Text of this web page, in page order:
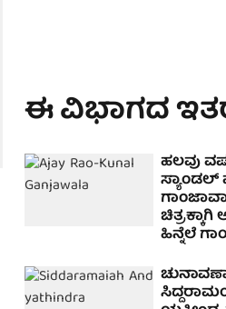
ಈ ವಿಭಾಗದ
ಹಲವು
ಸ್ಯಾಂಡಲ್
ಹಿನ್ನೆಲೆ